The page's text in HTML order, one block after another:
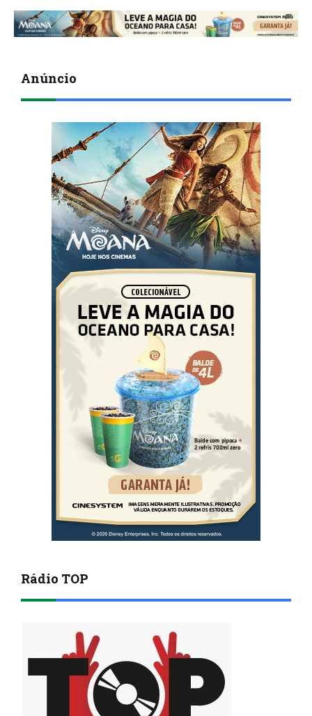
Anúncio
Rádio TOP